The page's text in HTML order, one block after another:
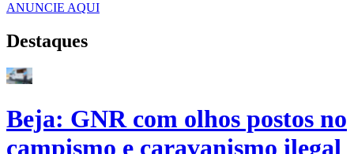
ANUNCIE AQUI
Destaques
Beja: GNR com olhos postos no
campismo e caravanismo ilegal